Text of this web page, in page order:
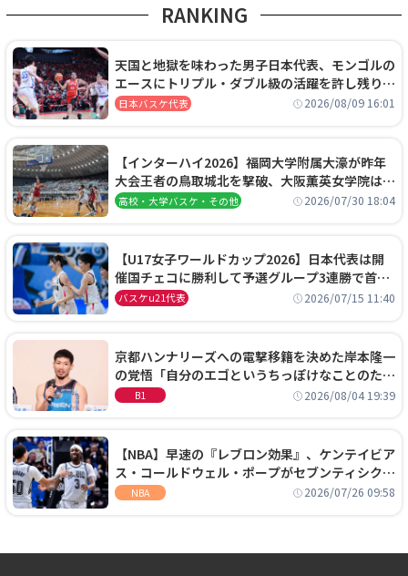
RANKING
天国と地獄を味わった男子日本代表、モンゴルの
エースにトリプル・ダブル級の活躍を許し残り
0.4秒に失点する悔しい敗戦
日本バスケ代表 2026/08/09 16:01
【インターハイ2026】福岡大学附属大濠が昨年
大会王者の鳥取城北を撃破、大阪薫英女学院は岐
阜女子に完勝、大会3日目試合結果
高校・大学バスケ・その他 2026/07/30 18:04
【U17女子ワールドカップ2026】日本代表は開
催国チェコに勝利して予選グループ3連勝で首位
通過！準々決勝の相手はエジプトに決定
バスケu21代表 2026/07/15 11:40
京都ハンナリーズへの電撃移籍を決めた岸本隆一
の覚悟「自分のエゴというちっぽけなことのため
に、京都に来たわけではない」
B1 2026/08/04 19:39
【NBA】早速の『レブロン効果』、ケンテイビア
ス・コールドウェル・ポープがセブンティシクサ
ーズに1年契約で加入
NBA 2026/07/26 09:58